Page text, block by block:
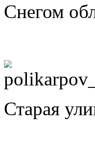
Снегом
Старая